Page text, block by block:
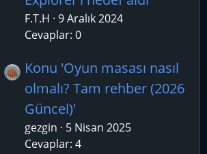
F.T.H 9 Aralık 2024
Cevaplar: 0
Konu 'Oyun masası nasıl
olmalı? Tam rehber (2026
Güncel)'
gezgin
5 Nisan 2025
Cevaplar: 4